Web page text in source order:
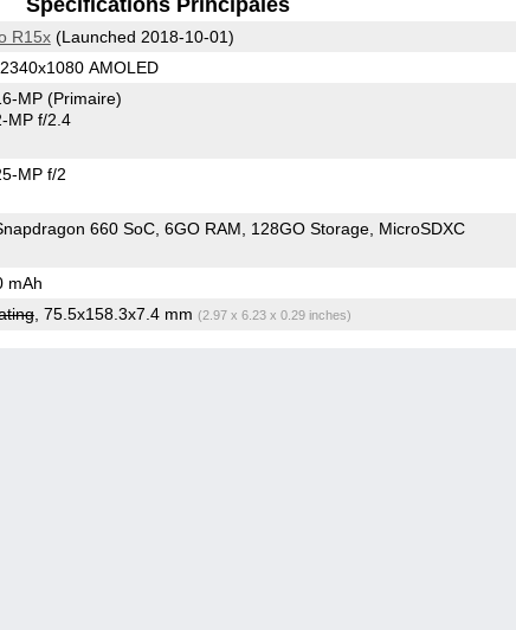
R15x(Launched 2018-10-01)
AMOLED
MP (Primaire)
MP f/2.4
MP f/2
660 SoC 6GO RAM 128GO Storage MicroSDXC
mAh
, 75.5x158.3x7.4 mm (2.97 x 6.23 x 0.29 inches)